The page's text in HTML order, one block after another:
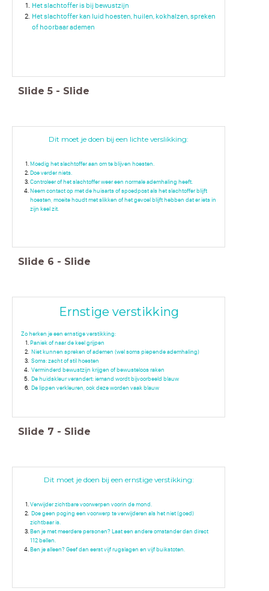
Het slachtoffer is bij bewustzijn
Het slachtoffer kan luid hoesten, huilen, kokhalzen, spreken
of hoorbaar ademen
Slide 5 - Slide
Dit moet je doen bij een lichte verslikking:
Moedig het slachtoffer aan om te blijven hoesten.
Doe verder niets.
Controleer of het slachtoffer weer een normale ademhaling heeft.
Neem contact op met de huisarts of spoedpost als het slachtoffer blijft
hoesten, moeite houdt met slikken of het gevoel blijft hebben dat er iets in
zijn keel zit.
Slide 6 - Slide
Ernstige verstikking
Zo herken je een ernstige verstikking:
Paniek of naar de keel grijpen
Niet kunnen spreken of ademen (wel soms piepende ademhaling)
Soms: zacht of stil hoesten
Verminderd bewustzijn krijgen of bewusteloos raken
De huidskleur verandert: iemand wordt bijvoorbeeld blauw
De lippen verkleuren, ook deze worden vaak blauw
Slide 7 - Slide
Dit moet je doen bij een ernstige verstikking:
Verwijder zichtbare voorwerpen voorin de mond.
Doe geen poging een voorwerp te verwijderen als het niet (goed)
zichtbaar is.
Ben je met meerdere personen? Laat een andere omstander dan direct
112 bellen.
Ben je alleen? Geef dan eerst vijf rugslagen en vijf buikstoten.